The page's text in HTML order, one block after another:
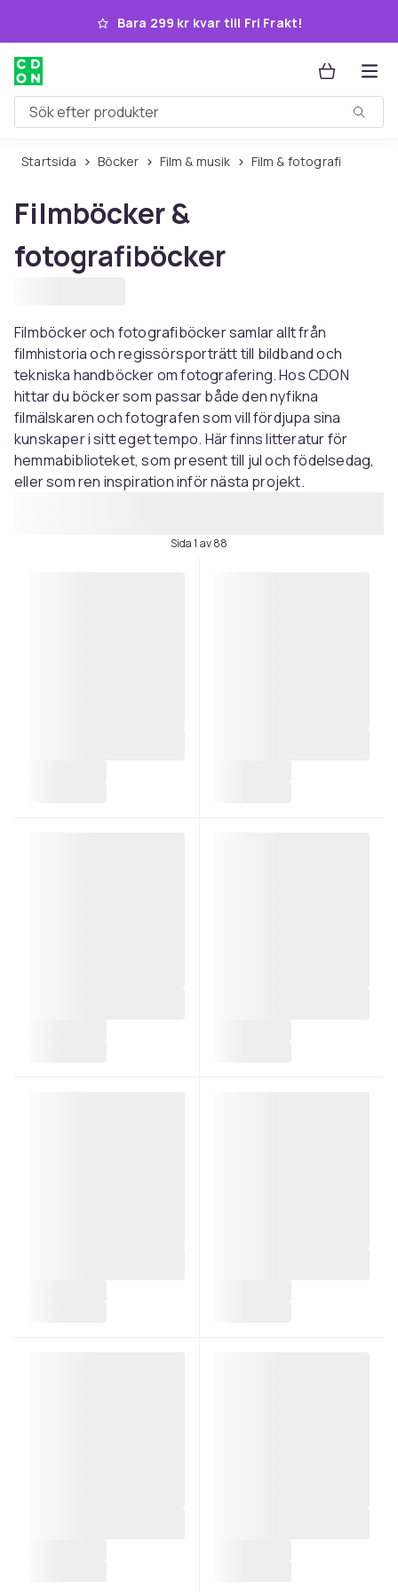
Hoppa till huvudinnehållet
Bara 299 kr kvar till Fri Frakt!
Sök efter produkter
Startsida Böcker Film & musik Film & fotografi
Filmböcker &
fotografiböcker
Filmböcker och fotografiböcker samlar allt från
filmhistoria och regissörsporträtt till bildband och
tekniska handböcker om fotografering. Hos CDON
hittar du böcker som passar både den nyfikna
filmälskaren och fotografen som vill fördjupa sina
kunskaper i sitt eget tempo. Här finns litteratur för
hemmabiblioteket, som present till jul och födelsedag,
eller som ren inspiration inför nästa projekt.
Sida 1 av 88